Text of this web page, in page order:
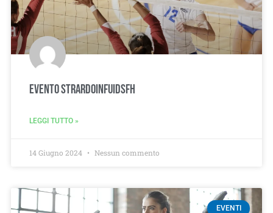
Evento Strardoinfuidsfh
LEGGI TUTTO »
14 Giugno 2024 Nessun commento
EVENTI